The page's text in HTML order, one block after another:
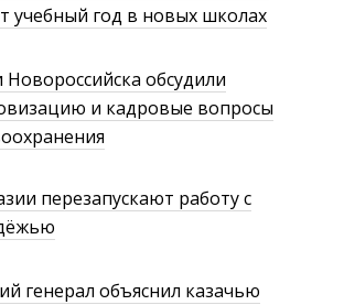
учебный год в новых школах
Новороссийска обсудили
и кадровые вопросы
перезапускают работу с
генерал объяснил казачью